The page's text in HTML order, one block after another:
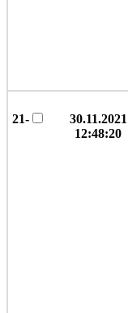
21-
30.11.2021
12:48:20